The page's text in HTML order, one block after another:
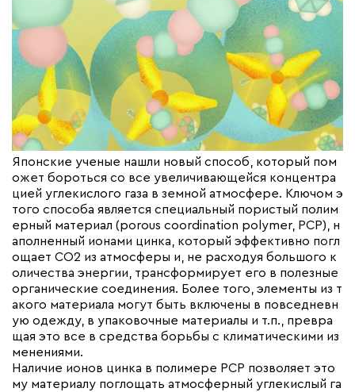
Японские ученые нашли новый способ, который пом
ожет бороться со все увеличивающейся концентра
цией углекислого газа в земной атмосфере. Ключом э
того способа является специальный пористый полим
ерный материал (porous coordination polymer, PCP), н
аполненный ионами цинка, который эффективно погл
ощает CO2 из атмосферы и, не расходуя большого к
оличества энергии, трансформирует его в полезные
органические соединения. Более того, элементы из т
акого материала могут быть включены в повседневн
ую одежду, в упаковочные материалы и т.п., превра
щая это все в средства борьбы с климатическими из
менениями.
Наличие ионов цинка в полимере PCP позволяет это
му материалу поглощать атмосферный углекислый га